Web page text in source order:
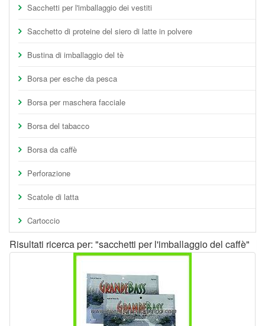
Sacchetti per l'imballaggio dei vestiti
Sacchetto di proteine del siero di latte in polvere
Bustina di imballaggio del tè
Borsa per esche da pesca
Borsa per maschera facciale
Borsa del tabacco
Borsa da caffè
Perforazione
Scatole di latta
Cartoccio
Risultati ricerca per: "sacchetti per l'imballaggio del caffè"